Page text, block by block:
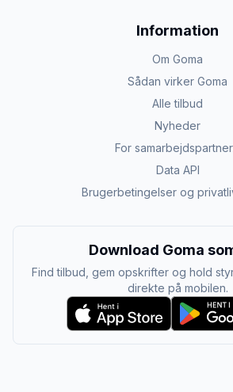
Information
Om Goma
Sådan virker Goma
Alle tilbud
Nyheder
For
Data API
Brugerbetingelser og
Download Goma
Find tilbud, gem opskrifter og hold
direkte på mobilen.